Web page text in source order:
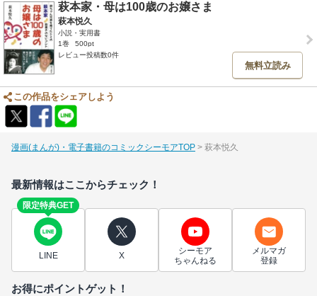
萩本家・母は100歳のお嬢さま
萩本悦久
小説・実用書
1巻
500pt
レビュー投稿数0件
無料立読み
この作品をシェアしよう
漫画(まんが)・電子書籍のコミックシーモアTOP 萩本悦久
最新情報はここからチェック！
限定特典GET
LINE X
シーモア
ちゃんねる
メルマガ
登録
お得にポイントゲット！